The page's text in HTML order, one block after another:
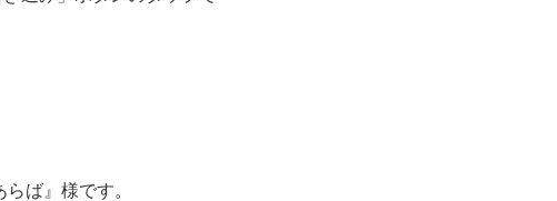
ば』様です。